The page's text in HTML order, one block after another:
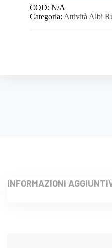
COD: N/A
Categoria: Attività Albi
INFORMAZIONI